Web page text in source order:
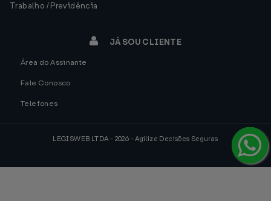
Trabalho / Previdência
JÁ SOU CLIENTE
Área do Assinante
Fale Conosco
Telefones
LEGISWEB LTDA - 2026 - Agilize Decisões Seguras